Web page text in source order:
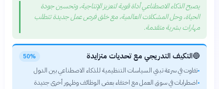
يصبح الذكاء الاصطناعي أداة قوية لتعزيز الإنتاجية، وتحسين جودة
الحياة، وحل المشكلات العالمية، مع خلق فرص عمل جديدة تتطلب
مهارات بشرية متقدمة.
🔵التكيف التدريجي مع تحديات متزايدة 50%
•تفاوت في سرعة تبني السياسات التنظيمية للذكاء الاصطناعي بين الدول
•اضطرابات في سوق العمل مع اختفاء بعض الوظائف وظهور أخرى جديدة